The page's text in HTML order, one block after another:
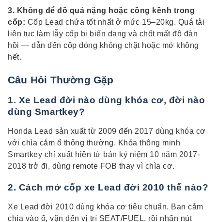
3. Không để đồ quá nặng hoặc cồng kềnh trong
cốp: Cốp Lead chứa tốt nhất ở mức 15–20kg. Quá tải
liên tục làm lẫy cốp bị biến dạng và chốt mất độ đàn
hồi — dẫn đến cốp đóng không chặt hoặc mở không
hết.
Câu Hỏi Thường Gặp
1. Xe Lead đời nào dùng khóa cơ, đời nào
dùng Smartkey?
Honda Lead sản xuất từ 2009 đến 2017 dùng khóa cơ
với chìa cắm ổ thông thường. Khóa thông minh
Smartkey chỉ xuất hiện từ bản kỷ niệm 10 năm 2017-
2018 trở đi, dùng remote FOB thay vì chìa cơ.
2. Cách mở cốp xe Lead đời 2010 thế nào?
Xe Lead đời 2010 dùng khóa cơ tiêu chuẩn. Bạn cắm
chìa vào ổ, vặn đến vị trí SEAT/FUEL, rồi nhấn nút